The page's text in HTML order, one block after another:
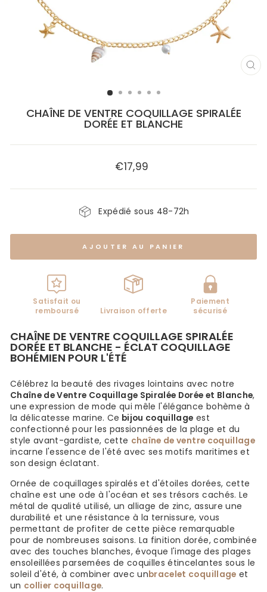
CHAÎNE DE VENTRE COQUILLAGE SPIRALÉE
DORÉE ET BLANCHE
Prix
€17,99
Expédié sous 48-72h
AJOUTER AU PANIER
Satisfait ou
remboursé
Livraison offerte
Paiement
sécurisé
CHAÎNE DE VENTRE COQUILLAGE SPIRALÉE
DORÉE ET BLANCHE - ÉCLAT COQUILLAGE
BOHÉMIEN POUR L'ÉTÉ
Célébrez la beauté des rivages lointains avec notre
Chaîne de Ventre Coquillage Spiralée Dorée et Blanche,
une expression de mode qui mêle l'élégance bohème à
la délicatesse marine. Ce bijou coquillage est
confectionné pour les passionnées de la plage et du
style avant-gardiste, cette chaîne de ventre coquillage
incarne l'essence de l'été avec ses motifs maritimes et
son design éclatant.
Ornée de coquillages spiralés et d'étoiles dorées, cette
chaîne est une ode à l'océan et ses trésors cachés. Le
métal de qualité utilisé, un alliage de zinc, assure une
durabilité et une résistance à la ternissure, vous
permettant de profiter de cette pièce remarquable
pour de nombreuses saisons. La finition dorée, combinée
avec des touches blanches, évoque l'image des plages
ensoleillées parsemées de coquilles étincelantes sous le
soleil d'été, à combiner avec unbracelet coquillage et
un collier coquillage.